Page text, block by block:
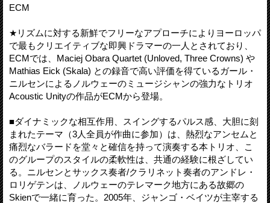
ECM
★リズムに対する新鮮でフリーなアプローチによりヨーロッパ
で最もクリエイティブな即興ドラマーの一人とされており、
ECMでは、Maciej Obara Quartet (Unloved, Three Crowns) や
Mathias Eick (Skala) との録音で高い評価を得ているガール・
ニルセンによるノルウェーのミュージシャンの強力なトリオ
Acoustic Unityの作品がECMから登場。
■ダイナミックな相互作用、スイングするパルス感、大胆に刻
まれたテーマ（3人全員が作曲に参加）は、熱烈なアンセムと
痛烈なバラードを堂々と確信を持って演奏する本トリオ、こ
のグループのスタイルの柔軟性は、共通の経験に根ざしてい
る。ニルセンとサックス奏者/クラリネット奏者のアンドレ・
ロリゲテンは、ノルウェーのテレマーク地方にある故郷の
Skienで一緒に育った。2005年、ジャンゴ・ベイツが主宰する